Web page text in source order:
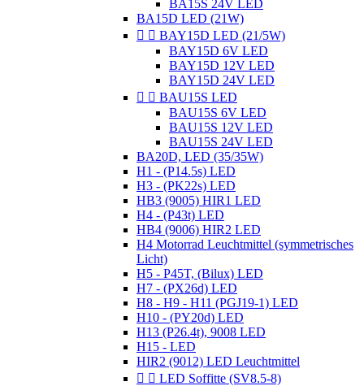
BA15S 24V LED
BA15D LED (21W)
  BAY15D LED (21/5W)
BAY15D 6V LED
BAY15D 12V LED
BAY15D 24V LED
  BAU15S LED
BAU15S 6V LED
BAU15S 12V LED
BAU15S 24V LED
BA20D, LED (35/35W)
H1 - (P14.5s) LED
H3 - (PK22s) LED
HB3 (9005) HIR1 LED
H4 - (P43t) LED
HB4 (9006) HIR2 LED
H4 Motorrad Leuchtmittel (symmetrisches
Licht)
H5 - P45T, (Bilux) LED
H7 - (PX26d) LED
H8 - H9 - H11 (PGJ19-1) LED
H10 - (PY20d) LED
H13 (P26.4t), 9008 LED
H15 - LED
HIR2 (9012) LED Leuchtmittel
  LED Soffitte (SV8.5-8)